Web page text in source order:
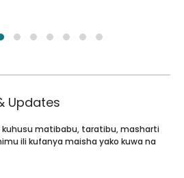
Updates
matibabu, taratibu, masharti
ili kufanya maisha yako kuwa na